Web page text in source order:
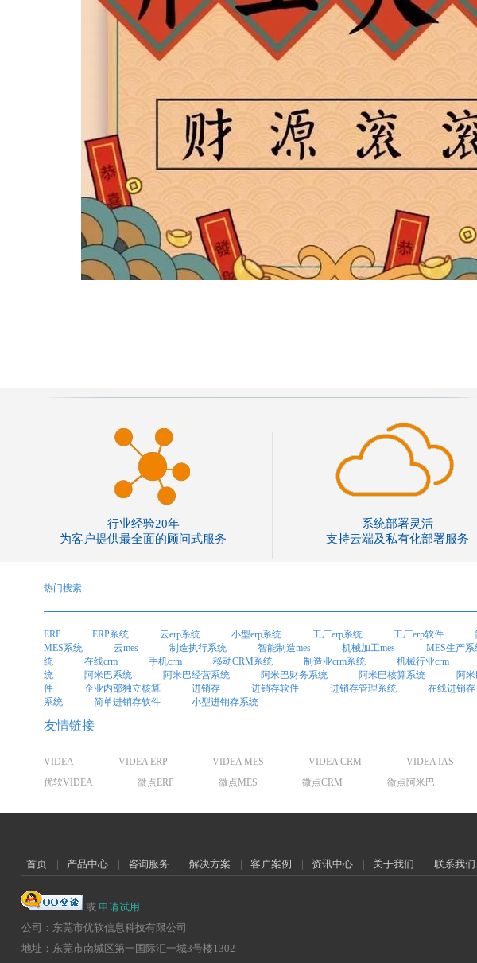
行业经验20年
为客户提供最全面的顾问式服务
系统部署灵活
支持云端及私有化部署服务
热门搜索
ERP ERP系统 云erp系统 小型erp系统 工厂erp系统 工厂erp软件
MES系统
云mes 制造执行系统 智能制造mes 机械加工mes MES生产系
统
在线crm 手机crm 移动CRM系统 制造业crm系统 机械行业crm
统
阿米巴系统 阿米巴经营系统 阿米巴财务系统 阿米巴核算系统 阿
件
企业内部独立核算 进销存 进销存软件 进销存管理系统 在线进销存
系统
简单进销存软件 小型进销存系统
友情链接
VIDEA VIDEA ERP VIDEA MES VIDEA CRM VIDEA IAS
优软VIDEA
微点ERP 微点MES 微点CRM 微点阿米巴
首页 | 产品中心 | 咨询服务 | 解决方案 | 客户案例 | 资讯中心 | 关于我们 | 联系我们
或 申请试用
公司：东莞市优软信息科技有限公司
地址：东莞市南城区第一国际汇一城3号楼1302